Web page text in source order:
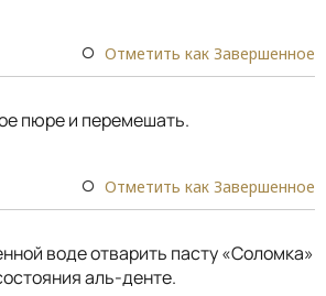
Отметить как Завершенное
пюре и перемешать.
Отметить как Завершенное
воде отварить пасту «Соломка»
аль-денте.